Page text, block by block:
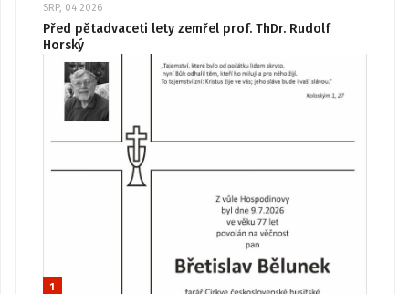
SRP, 04 2026
Před pětadvaceti lety zemřel prof. ThDr. Rudolf
Horský
1